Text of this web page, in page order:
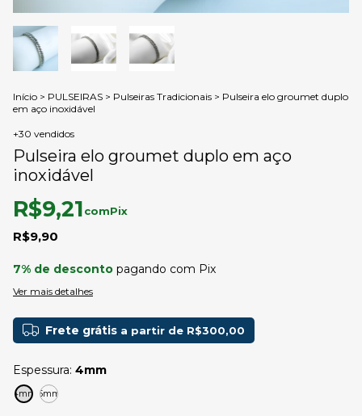
Início > PULSEIRAS > Pulseiras Tradicionais > Pulseira elo groumet duplo
em aço inoxidável
+30 vendidos
Pulseira elo groumet duplo em aço
inoxidável
R$9,90
R$9,21comPix
7% de desconto pagando com Pix
Ver mais detalhes
Frete grátis a partir de R$300,00
Espessura: 4mm
4mm 5mm